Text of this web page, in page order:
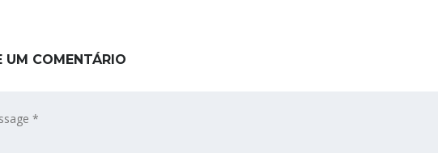
UM COMENTÁRIO